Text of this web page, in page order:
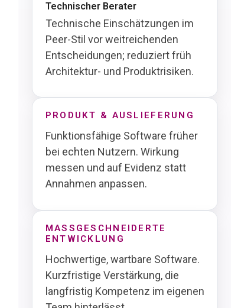
Technischer Berater
Technische Einschätzungen im
Peer-Stil vor weitreichenden
Entscheidungen; reduziert früh
Architektur- und Produktrisiken.
PRODUKT & AUSLIEFERUNG
Funktionsfähige Software früher
bei echten Nutzern. Wirkung
messen und auf Evidenz statt
Annahmen anpassen.
MASSGESCHNEIDERTE E
NTWICKLUNG
Hochwertige, wartbare Software.
Kurzfristige Verstärkung, die
langfristig Kompetenz im eigenen